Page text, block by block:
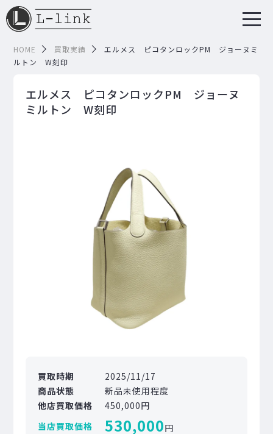
HOME 買取実績
エルメス ピコタンロックPM ジョーヌミ
ルトン W刻印
エルメス ピコタンロックPM ジョーヌ
ミルトン W刻印
買取時期
2025/11/17
商品状態
新品未使用程度
他店買取価格
450,000円
当店買取価格
530,000円